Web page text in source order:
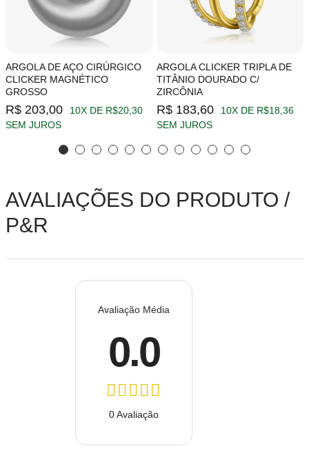
ARGOLA DE AÇO CIRÚRGICO
CLICKER MAGNÉTICO
GROSSO
R$ 203,00
10X DE R$20,30
SEM JUROS
ARGOLA CLICKER TRIPLA DE
TITÂNIO DOURADO C/
ZIRCÔNIA
R$ 183,60
10X DE R$18,36
SEM JUROS
AVALIAÇÕES DO PRODUTO /
P&R
Avaliação Média
0.0
0 Avaliação